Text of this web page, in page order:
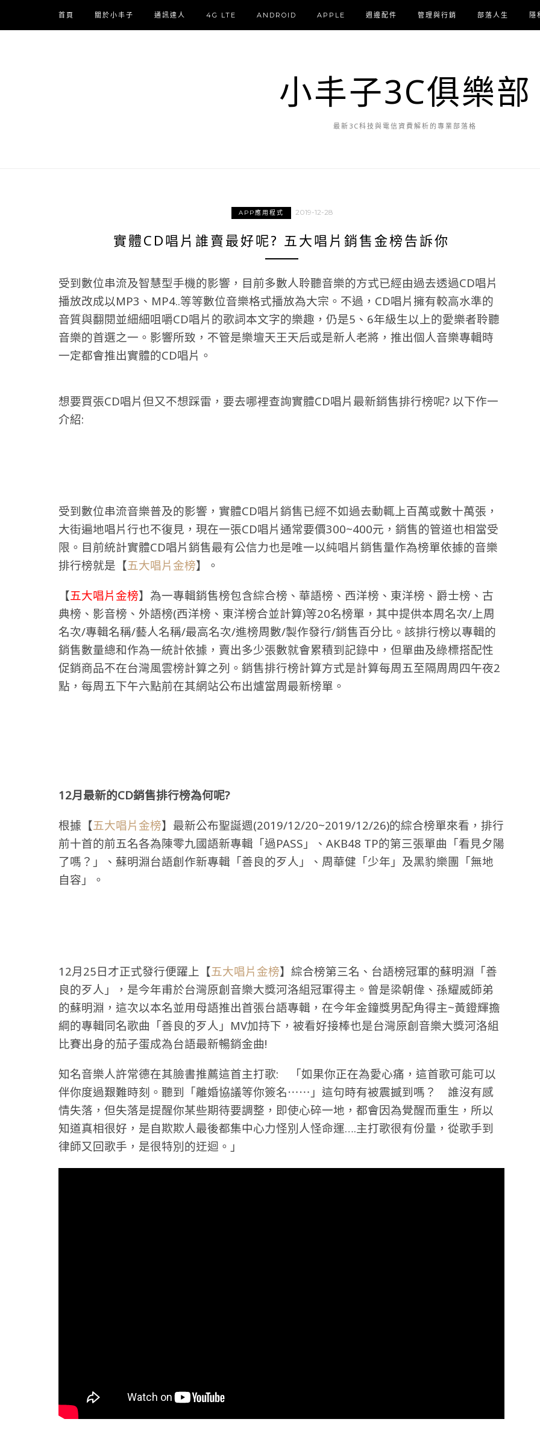
首頁 關於小丰子 通訊達人 4G LTE ANDROID APPLE 週邊配件 管理與行銷 部落人生 隱
小丰子3C俱樂部
最新3C科技與電信資費解析的專業部落格
APP應用程式 2019-12-28
實體CD唱片誰賣最好呢? 五大唱片銷售金榜告訴你
受到數位串流及智慧型手機的影響，目前多數人聆聽音樂的方式已經由過去透過CD唱片
播放改成以MP3、MP4..等等數位音樂格式播放為大宗。不過，CD唱片擁有較高水準的
音質與翻閱並細細咀嚼CD唱片的歌詞本文字的樂趣，仍是5、6年級生以上的愛樂者聆聽
音樂的首選之一。影響所致，不管是樂壇天王天后或是新人老將，推出個人音樂專輯時
一定都會推出實體的CD唱片。
想要買張CD唱片但又不想踩雷，要去哪裡查詢實體CD唱片最新銷售排行榜呢? 以下作一
介紹:
受到數位串流音樂普及的影響，實體CD唱片銷售已經不如過去動輒上百萬或數十萬張，
大街遍地唱片行也不復見，現在一張CD唱片通常要價300~400元，銷售的管道也相當受
限。目前統計實體CD唱片銷售最有公信力也是唯一以純唱片銷售量作為榜單依據的音樂
排行榜就是【五大唱片金榜】。
【五大唱片金榜】​為一專輯銷售榜包含綜合榜、華語榜、西洋榜、東洋榜、爵士榜、古
典榜、影音榜、外語榜(西洋榜、東洋榜合並計算)等20名榜單，其中提供本周名次/上周
名次/專輯名稱/藝人名稱/最高名次/進榜周數/製作發行/銷售百分比。該排行榜以專輯的
銷售數量總和作為一統計依據，賣出多少張數就會累積到記錄中，但單曲及綠標搭配性
促銷商品不在台灣風雲榜計算之列。銷售排行榜計算方式是計算每周五至隔周周四午夜2
點，每周五下午六點前在其網站公布出爐當周最新榜單 。
12月最新的CD銷售排行榜為何呢?
根據【五大唱片金榜】最新公布聖誕週(2019/12/20~2019/12/26)的綜合榜單來看，排行
前十首的前五名各為陳零九國語新專輯「過PASS」、AKB48 TP的第三張單曲「看見夕陽
了嗎？」、蘇明淵台語創作新專輯「善良的歹人」、周華健「少年」及黑豹樂團「無地
自容」。
12月25日才正式發行便躍上【五大唱片金榜】綜合榜第三名、台語榜冠軍的蘇明淵「善
良的歹人」，是今年甫於台灣原創音樂大獎河洛組冠軍得主。曾是梁朝偉、孫耀威師弟
的蘇明淵，這次以本名並用母語推出首張台語專輯，在今年金鐘獎男配角得主~黃鐙輝擔
綱的專輯同名歌曲「善良的歹人」MV加持下，被看好接棒也是台灣原創音樂大獎河洛組
比賽出身的茄子蛋成為台語最新暢銷金曲!
知名音樂人許常德在其臉書推薦這首主打歌: 「如果你正在為愛心痛，這首歌可能可以
伴你度過艱難時刻。聽到「離婚協議等你簽名⋯⋯」這句時有被震撼到嗎？ 誰沒有感
情失落， 但失落是提醒你某些期待要調整，即使心碎一地，都會因為覺醒而重生，所以
知道真相很好，是自欺欺人最後都集中心力怪別人怪命運….主打歌很有份量，從歌手到
律師又回歌手，是很特別的迂迴。」